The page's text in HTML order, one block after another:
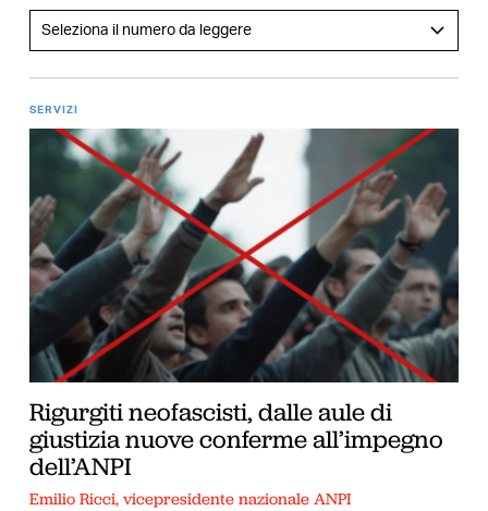
SERVIZI
Rigurgiti neofascisti, dalle aule di
giustizia nuove conferme all’impegno
dell’ANPI
Emilio Ricci, vicepresidente nazionale ANPI